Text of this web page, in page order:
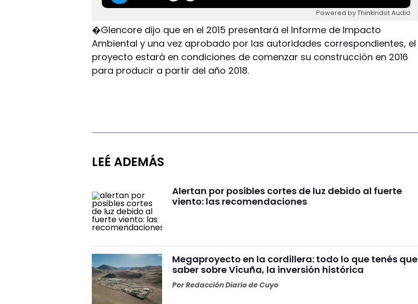
Powered by Thinkindot Audio
�Glencore dijo que en el 2015 presentará el Informe de Impacto
Ambiental y una vez aprobado por las autoridades correspondientes, el
proyecto estará en condiciones de comenzar su construcción en 2016
para producir a partir del año 2018.
LEÉ ADEMÁS
Alertan por posibles cortes de luz debido al fuerte
viento: las recomendaciones
Megaproyecto en la cordillera: todo lo que tenés que
saber sobre Vicuña, la inversión histórica
PorRedacción Diario de Cuyo